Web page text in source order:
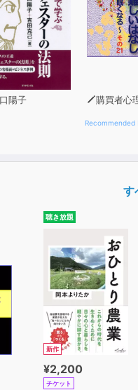
陽子 購買者心理研究所 株式会社
Recommended
す
聴き放題
新作
¥2,200
チケット